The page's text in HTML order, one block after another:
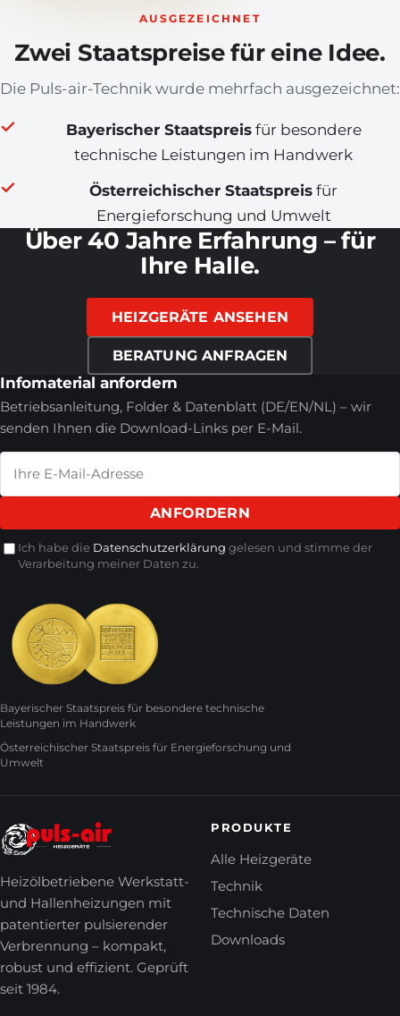
AUSGEZEICHNET
Zwei Staatspreise für eine Idee.
Die Puls-air-Technik wurde mehrfach ausgezeichnet:
Bayerischer Staatspreisfür besondere
technische Leistungen im Handwerk
Österreichischer Staatspreis für
Energieforschung und Umwelt
Über 40 Jahre Erfahrung – für
Ihre Halle.
HEIZGERÄTE ANSEHEN
BERATUNG ANFRAGEN
Bayerischer Staatspreis für besondere technische
Leistungen im Handwerk
Österreichischer Staatspreis für Energieforschung und
Umwelt
Infomaterial anfordern
Betriebsanleitung, Folder & Datenblatt (DE/EN/NL) – wir
senden Ihnen die Download-Links per E-Mail.
ANFORDERN
Ich habe die Datenschutzerklärung gelesen und stimme der
Verarbeitung meiner Daten zu.
Heizölbetriebene Werkstatt-
und Hallenheizungen mit
patentierter pulsierender
Verbrennung – kompakt,
robust und effizient. Geprüft
seit 1984.
PRODUKTE
Alle Heizgeräte
Technik
Technische Daten
Downloads